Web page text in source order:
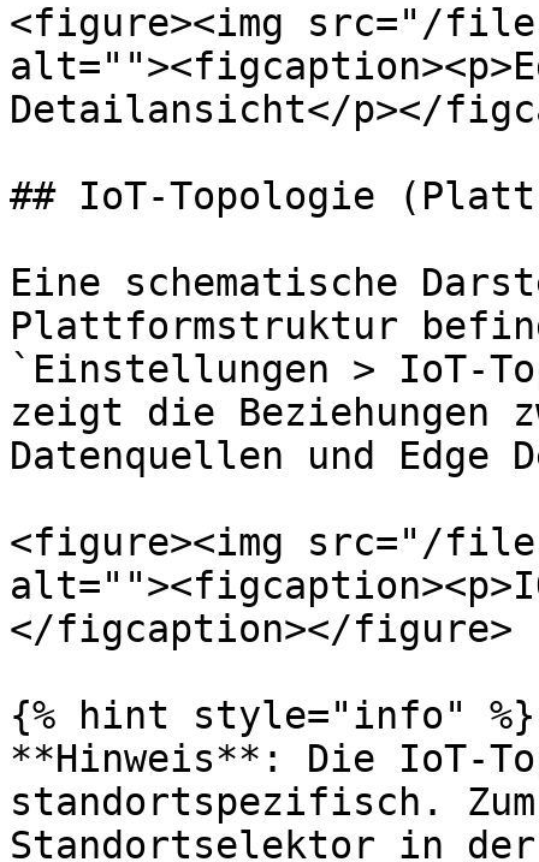
<figure><img src="/
Detailansicht</p></
## IoT-Topologie
Eine schematische
Plattformstruktur
`Einstellungen > IoT-
zeigt die Beziehungen
Datenquellen und Edge
<figure><img src="/files/
</figcaption></figure>
{% hint style="info" %}
**Hinweis**: Die IoT-
standortspezifisch.
Standortselektor in